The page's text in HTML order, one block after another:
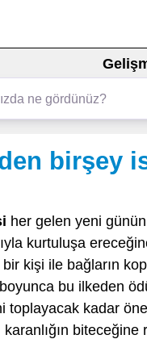
birşey
her gelen yeni
kurtuluşa
kişi ile bağların
bu ilkeden
kadar
biteceğine